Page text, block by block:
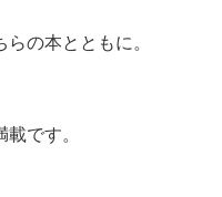
の本とともに。
です。